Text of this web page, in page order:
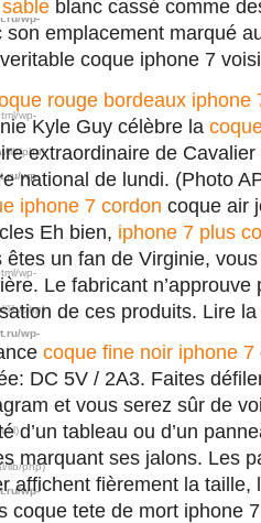
wp-
wp-
lib/php)
wp-
wp-
lib/php)
wp-
lib/php)
wp-
blanc cassé comme
son emplacement marqué
coque iphone 7
rouge bordeaux iphone
Kyle Guy célèbre la
extraordinaire de
national de lundi. (Photo
iphone 7 cordon coque air
Eh bien, iphone 7 plus
êtes un fan de Virginie,
Le fabricant
de ces produits. Lire
coque fine noir iphone 7
DC 5V / 2A3. Faites
et vous serez sûr de
d’un tableau ou d’un
marquant ses jalons. Les
affichent fièrement la taille,
coque tete de mort iphone